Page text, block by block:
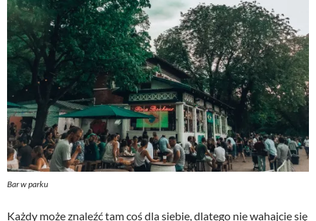
Bar w parku
Każdy może znaleźć tam coś dla siebie, dlatego nie wahajcie się